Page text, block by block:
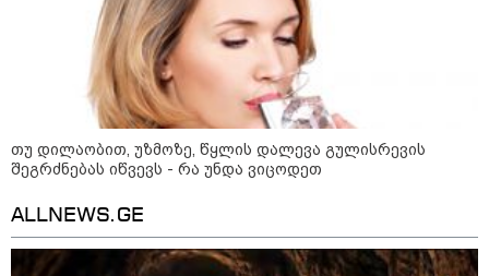
10:58 / 06-08-2026
"დადგება დრო და თქვენი დღევანდელი
"პოსტაობა" საკუთარ თავთან
დანაშაულის ტოლფასი" - ეკა კუპატაძე
ნანუკა ჟორჟოლიანს
თუ დილაობით, უზმოზე, წყლის დალევა გულისრევის
შეგრძნებას იწვევს - რა უნდა ვიცოდეთ
ALLNEWS.GE